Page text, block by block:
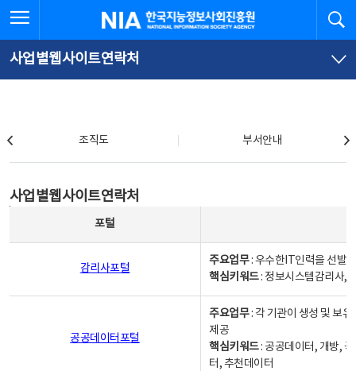
문
로
가
체
뉴
바
가
한국지능정보사회진흥원
사업별웹사이트연락처
조직도 부서안내
사업별웹사이트연락처
포털
감리사포털
주요업무: 우수한IT인력을 선발
핵심키워드: 정보시스템감리사,
공공데이터포털
주요업무: 각 기관이 생성 및 보
제공
핵심키워드: 공공데이터, 개방,
터, 추천데이터